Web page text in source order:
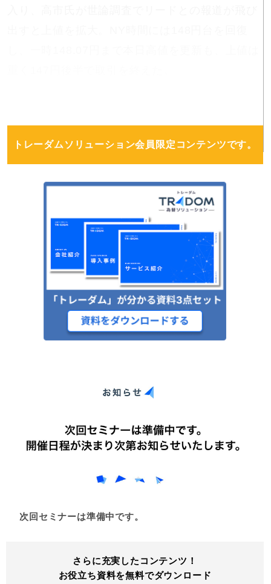
トレーダムソリューション会員限定コンテンツです。
次回セミナーは準備中です。
さらに充実したコンテンツ！
お役立ち資料を無料でダウンロード